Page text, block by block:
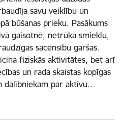
savu veiklību un
būšanas prieku. Pasākums
gaisotnē, netrūka smieklu,
sacensību garšas.
fiziskās aktivitātes, bet arī
un rada skaistas kopīgas
dalībniekam par aktīvu…